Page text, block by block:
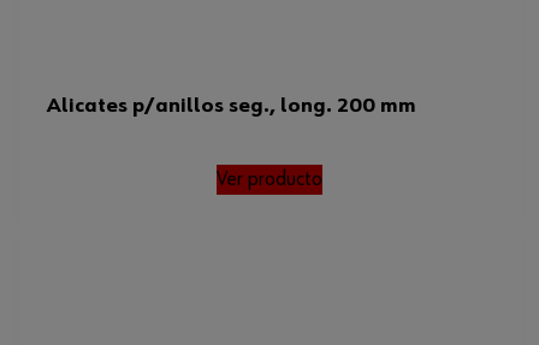
Alicates p/anillos seg., long. 200 mm
Ver producto